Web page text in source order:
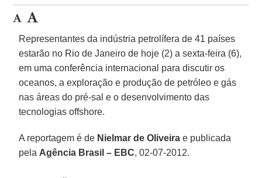
Representantes da indústria petrolífera de 41 países
estarão no Rio de Janeiro de hoje (2) a sexta-feira (6),
em uma conferência internacional para discutir os
oceanos, a exploração e produção de petróleo e gás
nas áreas do pré-sal e o desenvolvimento das
tecnologias offshore.
A reportagem é de Nielmar de Oliveira e publicada
pela Agência Brasil – EBC, 02-07-2012.